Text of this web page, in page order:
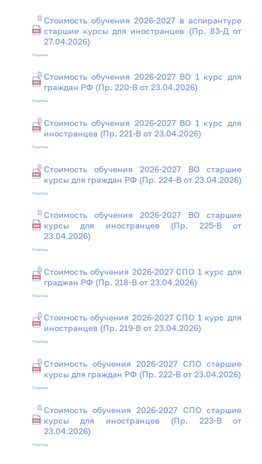
Стоимость обучения 2026-2027 в аспирантуре
старшие курсы для иностранцев (Пр. 83-Д от
27.04.2026)
Подпись
Стоимость обучения 2026-2027 ВО 1 курс для
граждан РФ (Пр. 220-В от 23.04.2026)
Подпись
Стоимость обучения 2026-2027 ВО 1 курс для
иностранцев (Пр. 221-В от 23.04.2026)
Подпись
Стоимость обучения 2026-2027 ВО старшие
курсы для граждан РФ (Пр. 224-В от 23.04.2026)
Подпись
Стоимость обучения 2026-2027 ВО старшие
курсы для иностранцев (Пр. 225-В от
23.04.2026)
Подпись
Стоимость обучения 2026-2027 СПО 1 курс для
граджан РФ (Пр. 218-В от 23.04.2026)
Подпись
Стоимость обучения 2026-2027 СПО 1 курс для
иностранцев (Пр. 219-В от 23.04.2026)
Подпись
Стоимость обучения 2026-2027 СПО старшие
курсы для граждан РФ (Пр. 222-В от 23.04.2026)
Подпись
Стоимость обучения 2026-2027 СПО старшие
курсы для иностранцев (Пр. 223-В от
23.04.2026)
Подпись